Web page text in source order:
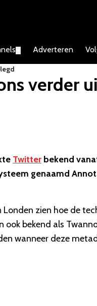
Adverteren
verder
Twitter bekend
genaamd
zien hoe de
bekend als
wanneer deze